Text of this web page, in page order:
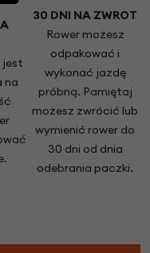
jest
na
30 DNI NA ZWROT
Rower możesz
odpakować i
wykonać jazdę
próbną. Pamiętaj
możesz zwrócić lub
wymienić rower do
30 dni od dnia
odebrania paczki.